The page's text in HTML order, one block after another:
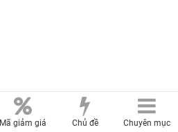
Mã giảm giá Chủ đề Chuyên mục